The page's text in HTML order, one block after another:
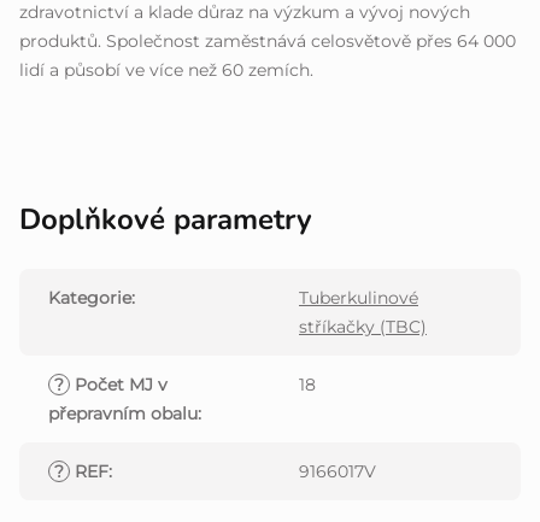
zdravotnictví a klade důraz na výzkum a vývoj nových
produktů. Společnost zaměstnává celosvětově přes 64 000
lidí a působí ve více než 60 zemích.
Doplňkové parametry
Kategorie:
Tuberkulinové
stříkačky (TBC)
? Počet MJ v
přepravním obalu:
18
? REF: 9166017V